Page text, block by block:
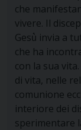
che
vivere. Il
Gesù̀ invia a
che ha
con la sua
di vita, nelle
comunione
interiore dei
sperimentare